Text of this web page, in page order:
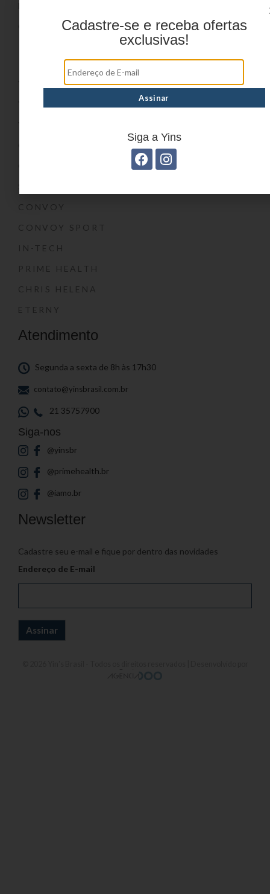
BLOG
CONTATO
CONVOY
CONVOY SPORT
IN-TECH
PRIME HEALTH
CHRIS HELENA
ETERNY
Atendimento
Segunda a sexta de 8h às 17h30
contato@yinsbrasil.com.br
21 35757900
Siga-nos
@yinsbr
@primehealth.br
@iamo.br
Newsletter
Cadastre seu e-mail e fique por dentro das novidades
Endereço de E-mail
Cadastre-se e receba ofertas
exclusivas!
Siga a Yins